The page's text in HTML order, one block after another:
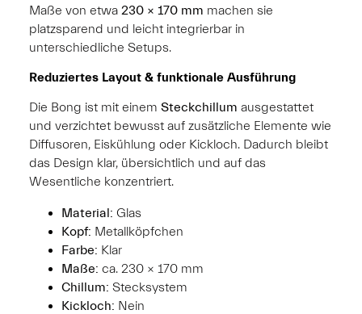
Maße von etwa 230 × 170 mm machen sie
platzsparend und leicht integrierbar in
unterschiedliche Setups.
Reduziertes Layout & funktionale Ausführung
Die Bong ist mit einem Steckchillum ausgestattet
und verzichtet bewusst auf zusätzliche Elemente wie
Diffusoren, Eiskühlung oder Kickloch. Dadurch bleibt
das Design klar, übersichtlich und auf das
Wesentliche konzentriert.
Material: Glas
Kopf: Metallköpfchen
Farbe: Klar
Maße: ca. 230 × 170 mm
Chillum: Stecksystem
Kickloch: Nein